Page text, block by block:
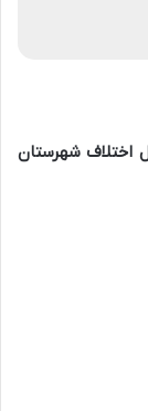
اختلاف شهرستان